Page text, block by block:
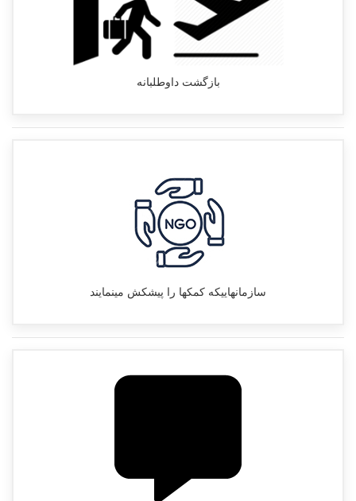
بازگشت داوطلبانه
سازمانهاییکه کمکها را پیشکش مینمایند